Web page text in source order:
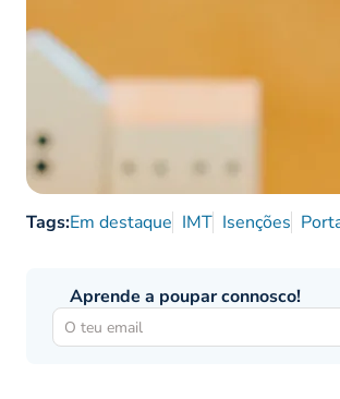
Tags:Em destaque IMT Isenções
Aprende a poupar connosco!